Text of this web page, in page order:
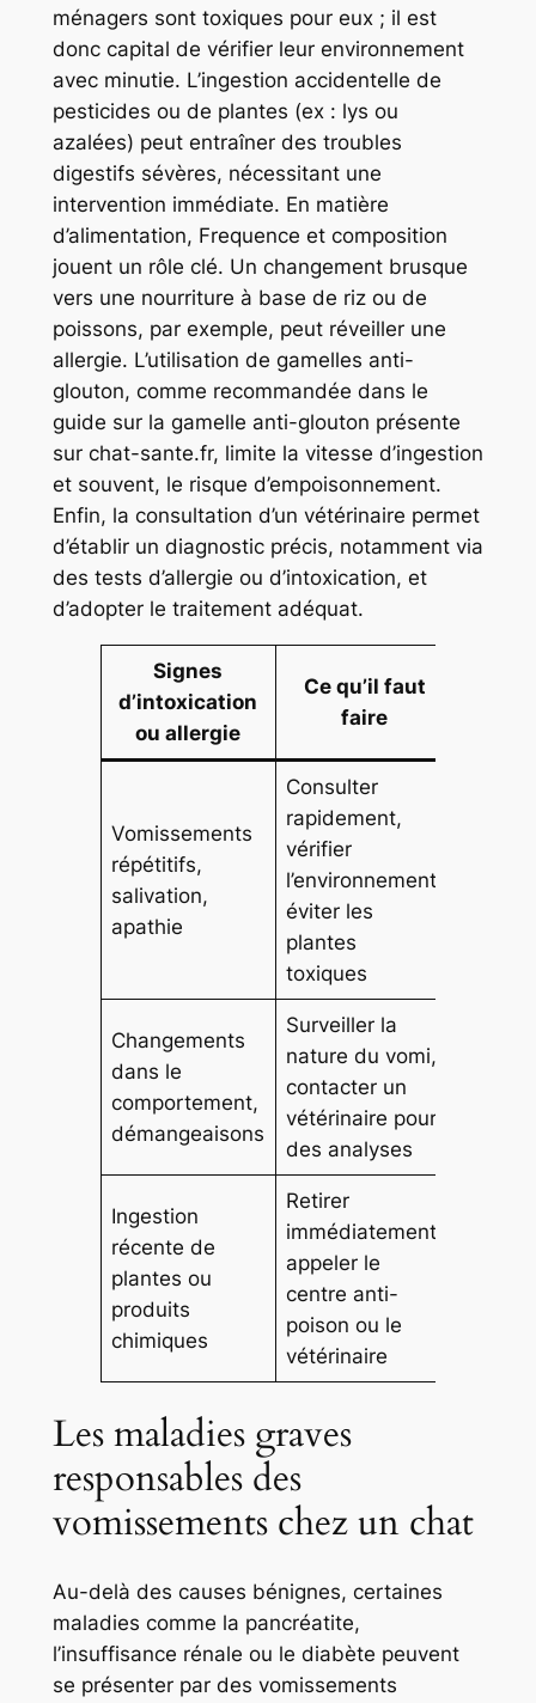
ménagers sont toxiques pour eux ; il est
donc capital de vérifier leur environnement
avec minutie. L’ingestion accidentelle de
pesticides ou de plantes (ex : lys ou
azalées) peut entraîner des troubles
digestifs sévères, nécessitant une
intervention immédiate. En matière
d’alimentation, Frequence et composition
jouent un rôle clé. Un changement brusque
vers une nourriture à base de riz ou de
poissons, par exemple, peut réveiller une
allergie. L’utilisation de gamelles anti-
glouton, comme recommandée dans le
guide sur la gamelle anti-glouton présente
sur chat-sante.fr, limite la vitesse d’ingestion
et souvent, le risque d’empoisonnement.
Enfin, la consultation d’un vétérinaire permet
d’établir un diagnostic précis, notamment via
des tests d’allergie ou d’intoxication, et
d’adopter le traitement adéquat.
Signes
d’intoxication
ou allergie
Ce qu’il faut
faire
Vomissements
répétitifs,
salivation,
apathie
Consulter
rapidement,
vérifier
l’environnement,
éviter les
plantes
toxiques
Changements
dans le
comportement,
démangeaisons
Surveiller la
nature du vomi,
contacter un
vétérinaire pour
des analyses
Ingestion
récente de
plantes ou
produits
chimiques
Retirer
immédiatement,
appeler le
centre anti-
poison ou le
vétérinaire
Les maladies graves
responsables des
vomissements chez un chat
Au-delà des causes bénignes, certaines
maladies comme la pancréatite,
l’insuffisance rénale ou le diabète peuvent
se présenter par des vomissements